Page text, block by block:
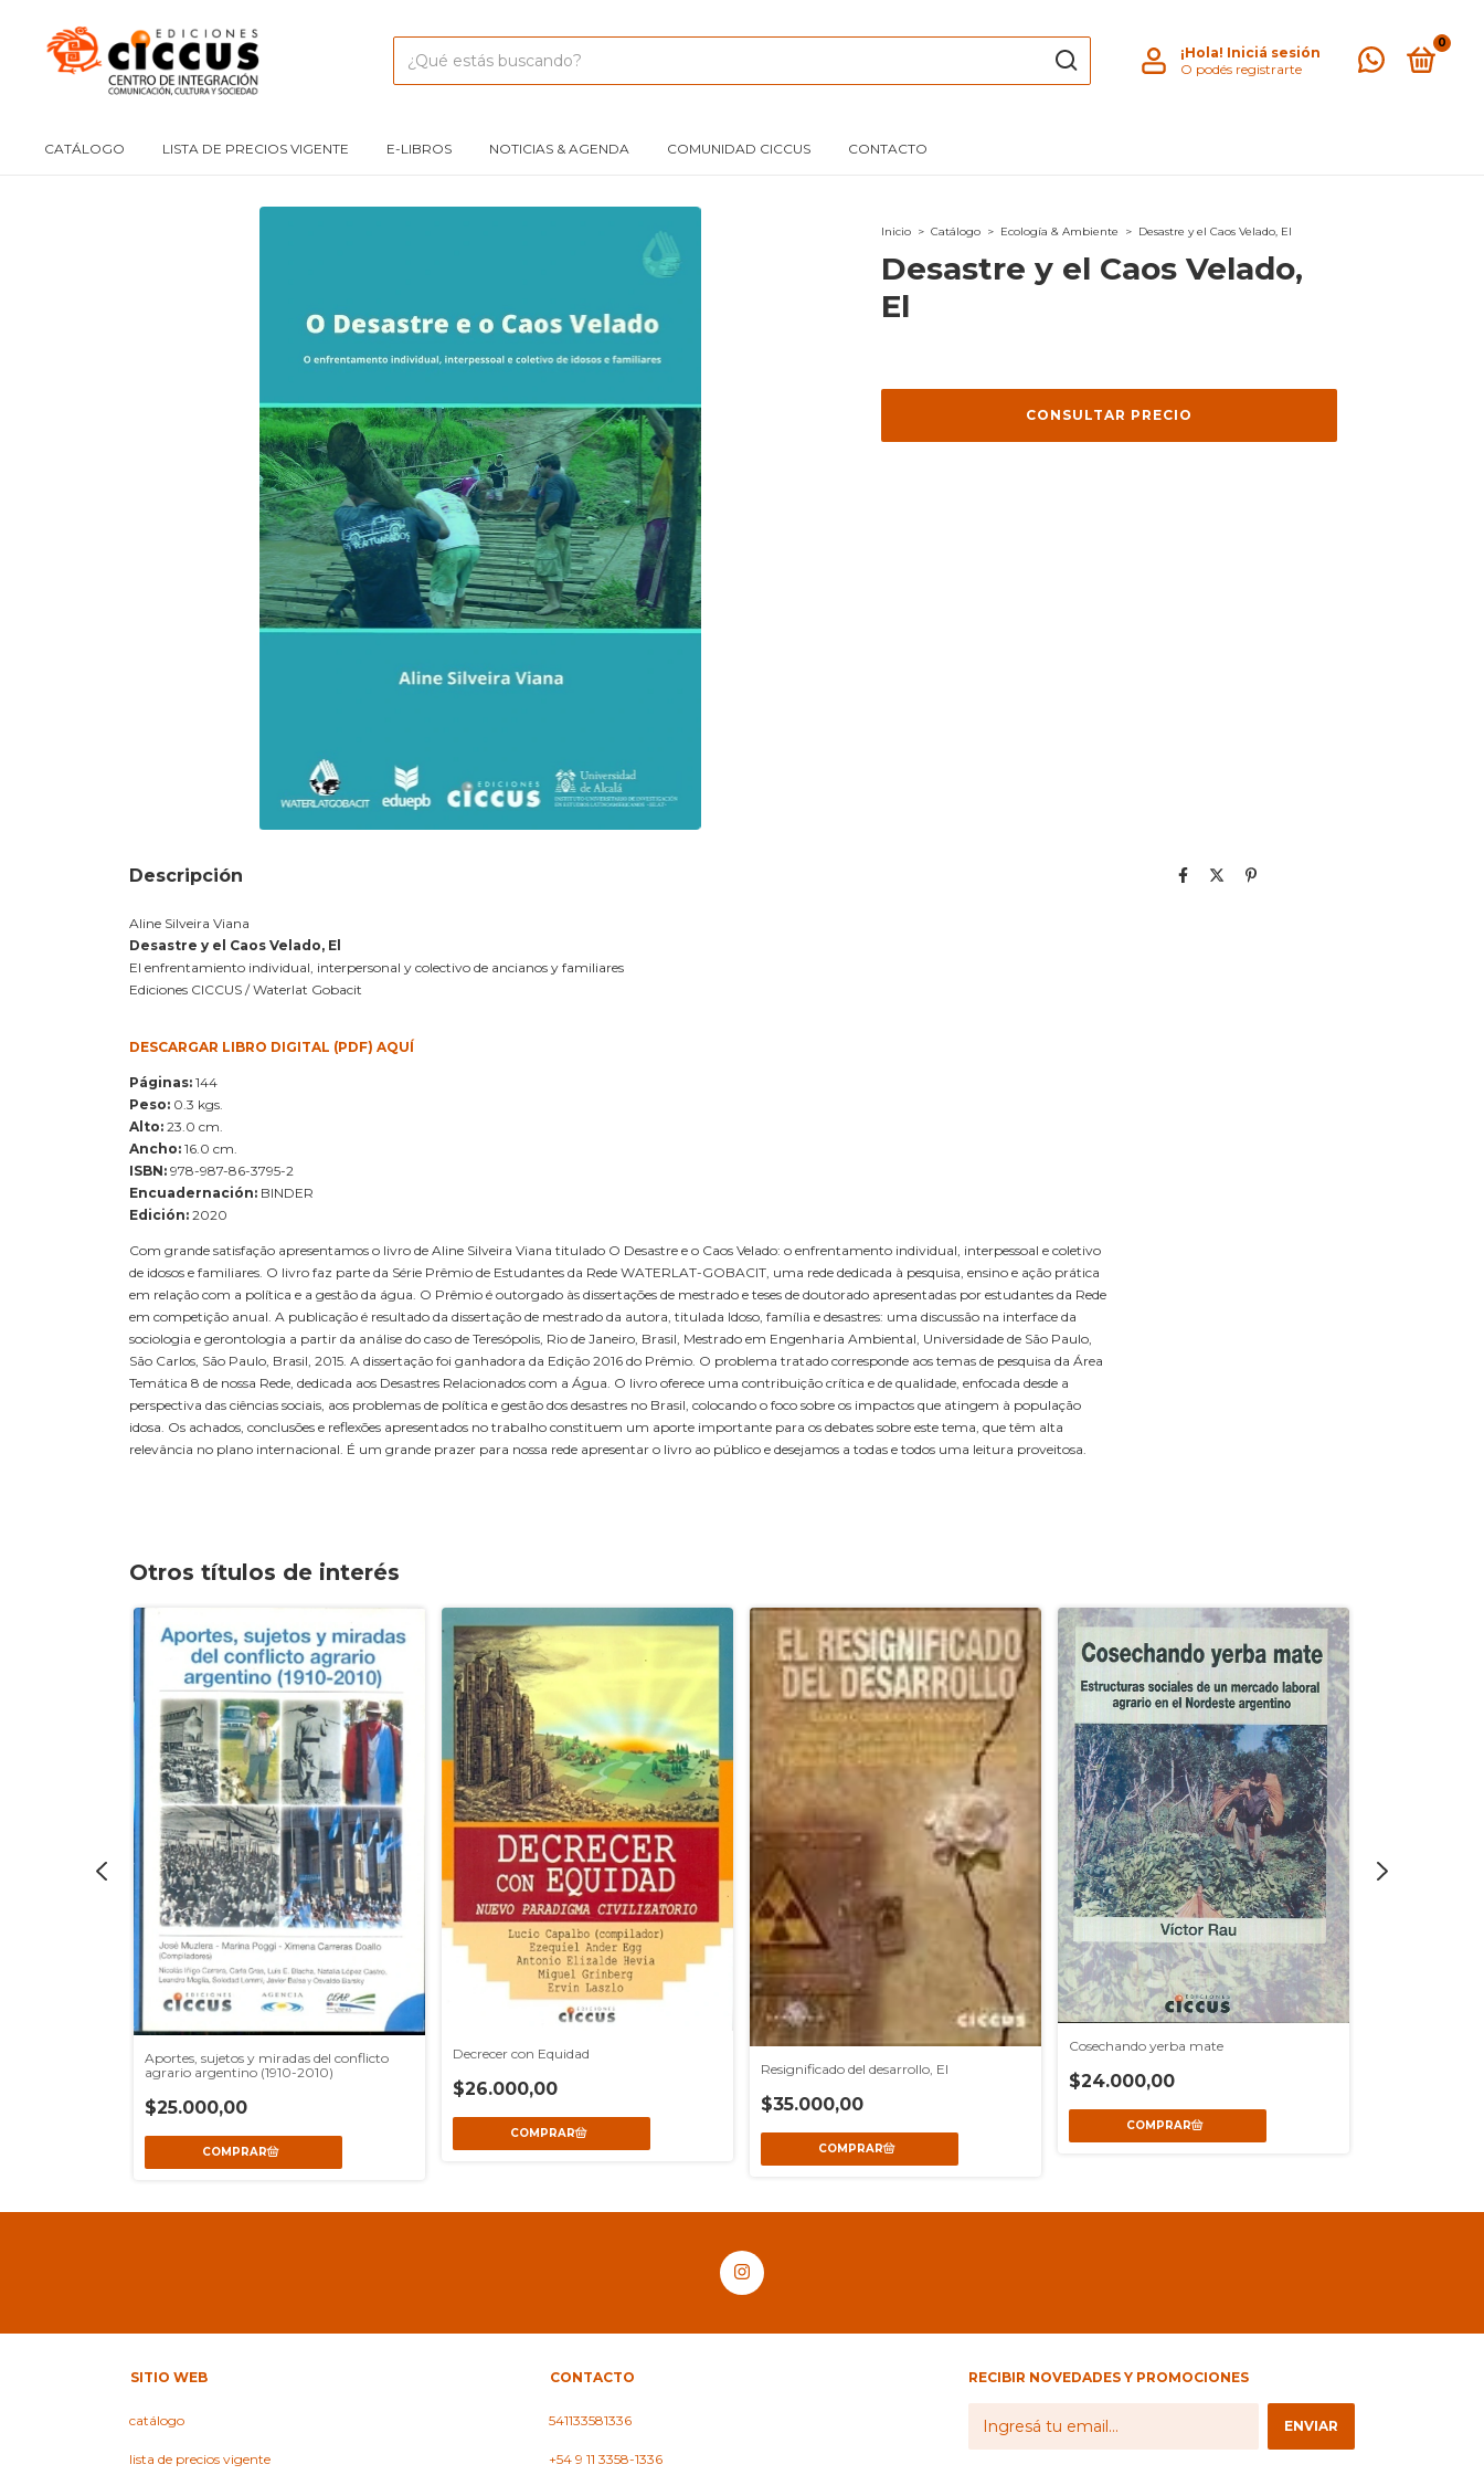
¡Hola! Iniciá sesión
O podés registrarte
0
CATÁLOGO LISTA DE PRECIOS VIGENTE E-LIBROS NOTICIAS & AGENDA COMUNIDAD CICCUS CONTACTO
Inicio > Catálogo > Ecología & Ambiente > Desastre y el Caos Velado, El
Desastre y el Caos Velado,
El
Descripción
Aline Silveira Viana
Desastre y el Caos Velado, El
El enfrentamiento individual, interpersonal y colectivo de ancianos y familiares
Ediciones CICCUS / Waterlat Gobacit
DESCARGAR LIBRO DIGITAL (PDF) AQUÍ
Páginas: 144
Peso: 0.3 kgs.
Alto: 23.0 cm.
Ancho: 16.0 cm.
ISBN: 978-987-86-3795-2
Encuadernación: BINDER
Edición: 2020
Com grande satisfação apresentamos o livro de Aline Silveira Viana titulado O Desastre e o Caos Velado: o enfrentamento individual, interpessoal e coletivo
de idosos e familiares. O livro faz parte da Série Prêmio de Estudantes da Rede WATERLAT-GOBACIT, uma rede dedicada à pesquisa, ensino e ação prática
em relação com a política e a gestão da água. O Prêmio é outorgado às dissertações de mestrado e teses de doutorado apresentadas por estudantes da Rede
em competição anual. A publicação é resultado da dissertação de mestrado da autora, titulada Idoso, família e desastres: uma discussão na interface da
sociologia e gerontologia a partir da análise do caso de Teresópolis, Rio de Janeiro, Brasil, Mestrado em Engenharia Ambiental, Universidade de São Paulo,
São Carlos, São Paulo, Brasil, 2015. A dissertação foi ganhadora da Edição 2016 do Prêmio. O problema tratado corresponde aos temas de pesquisa da Área
Temática 8 de nossa Rede, dedicada aos Desastres Relacionados com a Água. O livro oferece uma contribuição crítica e de qualidade, enfocada desde a
perspectiva das ciências sociais, aos problemas de política e gestão dos desastres no Brasil, colocando o foco sobre os impactos que atingem à população
idosa. Os achados, conclusões e reflexões apresentados no trabalho constituem um aporte importante para os debates sobre este tema, que têm alta
relevância no plano internacional. É um grande prazer para nossa rede apresentar o livro ao público e desejamos a todas e todos uma leitura proveitosa.
Otros títulos de interés
Aportes, sujetos y miradas del conflicto
agrario argentino (1910-2010)
$25.000,00
Decrecer con Equidad
$26.000,00
Resignificado del desarrollo, El
$35.000,00
Cosechando yerba mate
$24.000,00
SITIO WEB
catálogo
lista de precios vigente
CONTACTO
541133581336
+54 9 11 3358-1336
RECIBIR NOVEDADES Y PROMOCIONES